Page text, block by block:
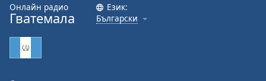
Онлайн радио
Гватемала
Език:
Български